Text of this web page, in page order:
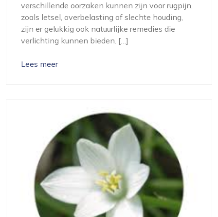
verschillende oorzaken kunnen zijn voor rugpijn,
zoals letsel, overbelasting of slechte houding,
zijn er gelukkig ook natuurlijke remedies die
verlichting kunnen bieden. […]
Lees meer